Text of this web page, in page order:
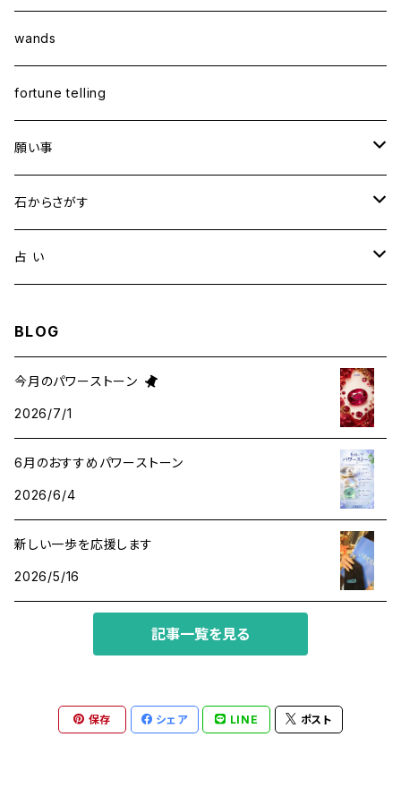
wands
fortune telling
願い事
健康・恋愛・愛情
精神安定・安らぎ
成功・パワー
石からさがす
アイオライト
アベンチュリン
アラゴナイト
占 い
BLOG
今月のパワーストーン
2026/7/1
6月のおすすめパワーストーン
2026/6/4
新しい一歩を応援します
2026/5/16
記事一覧を見る
保存 シェア LINE ポスト